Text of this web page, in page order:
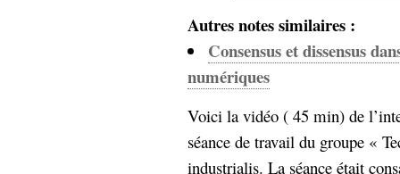
Autres notes similaires :
Consensus et dissensus
numériques
Voici la vidéo ( 45 min) de
séance de travail du groupe «
industrialis. La séance était